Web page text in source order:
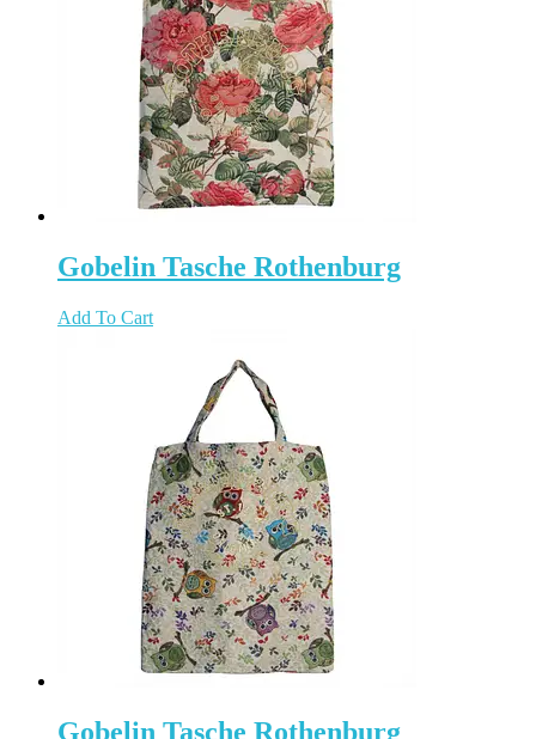
Gobelin Tasche Rothenburg
Add To Cart
Gobelin Tasche Rothenburg